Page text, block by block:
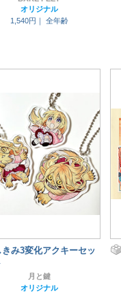
オリジナル
1,540円｜
全年齢
きみ3変化アクキーセッ
月と鍵
オリジナル